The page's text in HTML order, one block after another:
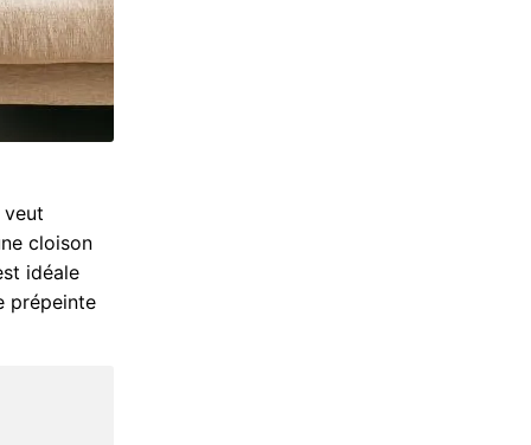
veut
cloison
idéale
prépeinte